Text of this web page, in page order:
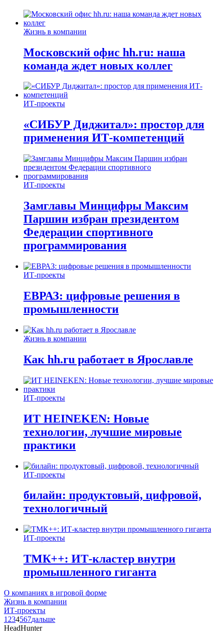
Жизнь в компании
Московский офис hh.ru: наша
команда ждет новых коллег
ИТ-проекты
«СИБУР Диджитал»: простор для
применения ИТ-компетенций
ИТ-проекты
Замглавы Минцифры Максим
Паршин избран президентом
Федерации спортивного
программирования
ИТ-проекты
ЕВРАЗ: цифровые решения в
промышленности
Жизнь в компании
Как hh.ru работает в Ярославле
ИТ-проекты
ИТ HEINEKEN: Новые
технологии, лучшие мировые
практики
ИТ-проекты
билайн: продуктовый, цифровой,
технологичный
ИТ-проекты
ТМК++: ИТ-кластер внутри
промышленного гиганта
О компаниях в игровой форме
Жизнь в компании
ИТ-проекты
1 234567дальше
HeadHunter